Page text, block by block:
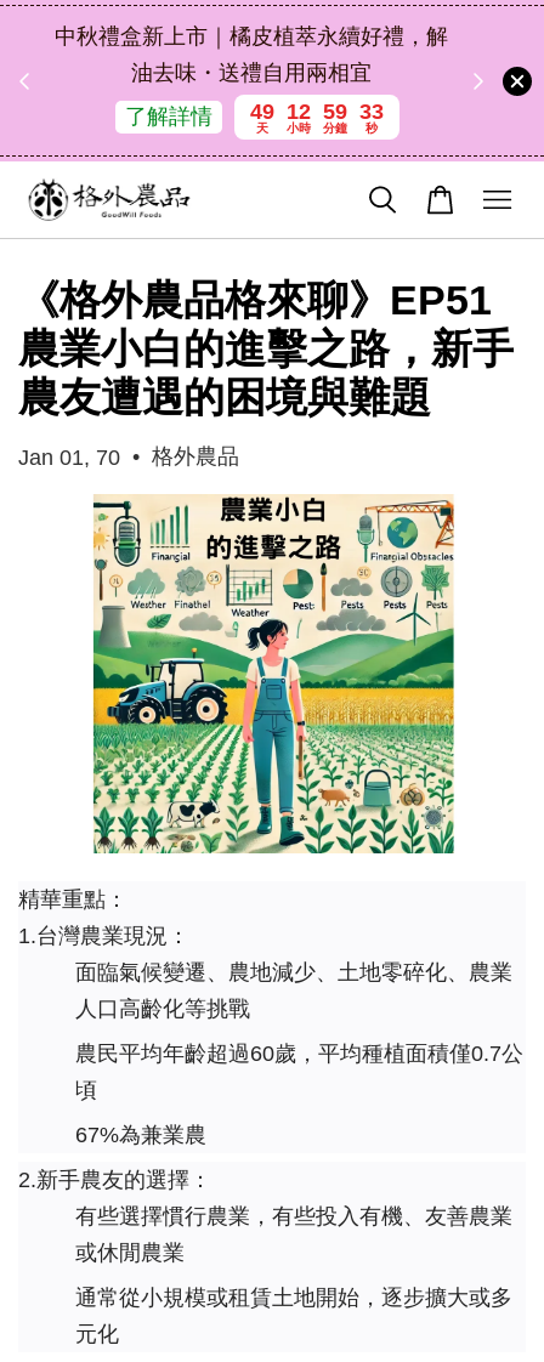
中秋禮盒新上市｜橘皮植萃永續好禮，解
油去味・送禮自用兩相宜
了解詳情
49
天
12
小時
59
分鐘
32
秒
《格外農品格來聊》EP51
農業小白的進擊之路，新手
農友遭遇的困境與難題
Jan 01, 70 • 格外農品
精華重點：
1.台灣農業現況：
面臨氣候變遷、農地減少、土地零碎化、農業
人口高齡化等挑戰
農民平均年齡超過60歲，平均種植面積僅0.7公
頃
67%為兼業農
2.新手農友的選擇：
有些選擇慣行農業，有些投入有機、友善農業
或休閒農業
通常從小規模或租賃土地開始，逐步擴大或多
元化